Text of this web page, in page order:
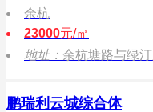
余杭
23000元/㎡
地址： 余杭塘路与绿
鹏瑞利云城综合体